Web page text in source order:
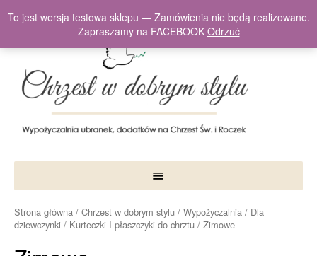
Strona główna / Chrzest w dobrym stylu / Wypożyczalnia / Dla
dziewczynki / Kurteczki I płaszczyki do chrztu / Zimowe
To jest wersja testowa sklepu — Zamówienia nie będą realizowane.
Zapraszamy na FACEBOOK Odrzuć